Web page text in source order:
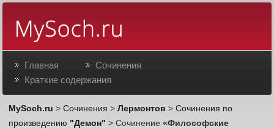
Главная
Сочинения
Краткие содержания
MySoch.ru >Сочинения >Лермонтов >Сочинения по
произведению "Демон" > Сочинение«Философские